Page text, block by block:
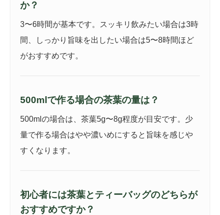
か？
3〜6時間が基本です。スッキリ飲みたい場合は3時
間、しっかり旨味を出したい場合は5〜8時間ほど
がおすすめです。
500mlで作る場合の茶葉の量は？
500mlの場合は、茶葉5g〜8g程度が目安です。少
量で作る場合はやや濃いめにすると旨味を感じや
すくなります。
初心者には茶葉とティーバッグのどちらが
おすすめですか？